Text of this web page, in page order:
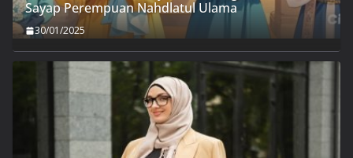
Sayap Perempuan Nahdlatul Ulama
30/01/2025